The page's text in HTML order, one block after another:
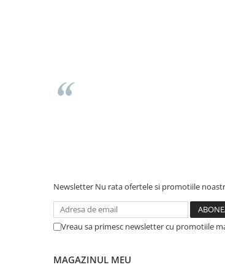
Newsletter Nu rata ofertele si promotiile
Vreau sa primesc newsletter cu promotiile
MAGAZINUL MEU